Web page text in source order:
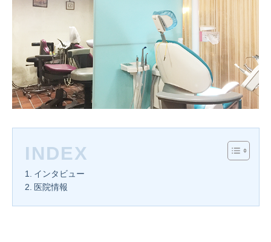
INDEX
インタビュー
医院情報